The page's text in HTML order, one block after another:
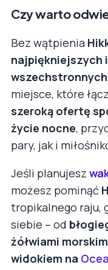
Czy warto
Bez wątpienia
najpiękniejszych
wszechstronnych
miejsce, które
szeroką ofertę
życie nocne,
pary, jak i
Jeśli planujesz
możesz pominąć
tropikalnego raju,
siebie – od
żółwiami
widokiem na